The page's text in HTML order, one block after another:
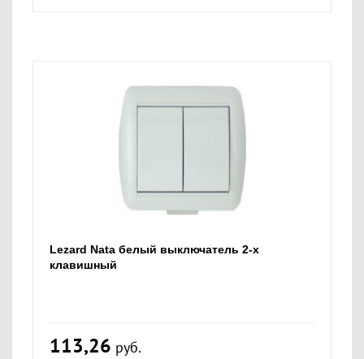
Lezard Nata белый выключатель 2-х
клавишный
113,26 руб.